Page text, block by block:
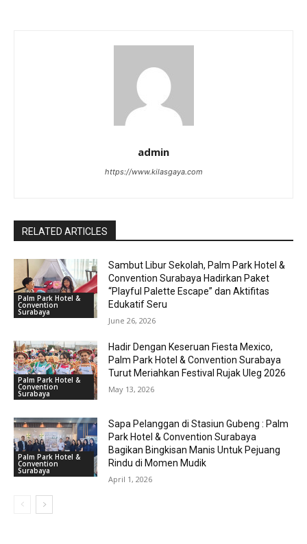
admin
https://www.kilasgaya.com
RELATED ARTICLES
Palm Park Hotel &
Convention
Surabaya
Sambut Libur Sekolah, Palm Park Hotel &
Convention Surabaya Hadirkan Paket
“Playful Palette Escape” dan Aktifitas
Edukatif Seru
June 26, 2026
Palm Park Hotel &
Convention
Surabaya
Hadir Dengan Keseruan Fiesta Mexico,
Palm Park Hotel & Convention Surabaya
Turut Meriahkan Festival Rujak Uleg 2026
May 13, 2026
Palm Park Hotel &
Convention
Surabaya
Sapa Pelanggan di Stasiun Gubeng : Palm
Park Hotel & Convention Surabaya
Bagikan Bingkisan Manis Untuk Pejuang
Rindu di Momen Mudik
April 1, 2026